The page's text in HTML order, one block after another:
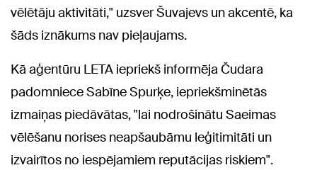
vēlētāju aktivitāti," uzsver Šuvajevs un akcentē, ka
šāds iznākums nav pieļaujams.
Kā aģentūru LETA iepriekš informēja Čudara
padomniece Sabīne Spurķe, iepriekšminētās
izmaiņas piedāvātas, "lai nodrošinātu Saeimas
vēlēšanu norises neapšaubāmu leģitimitāti un
izvairītos no iespējamiem reputācijas riskiem".